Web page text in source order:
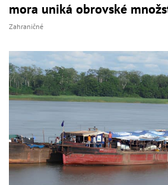
mora uniká obrovské
Zahraničné